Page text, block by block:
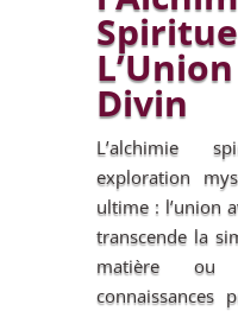
Divin
L’alchimie
exploration
ultime : l’union
transcende la
matière
connaissances